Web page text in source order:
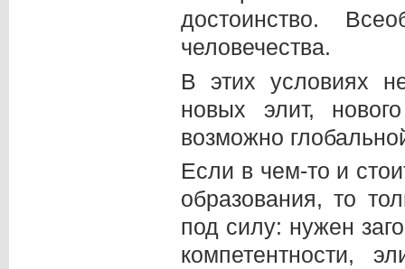
достоинство.
человечества.
В этих условиях
новых элит,
возможно
Если в чем-то и
образования, то
под силу: нужен
компетентности,